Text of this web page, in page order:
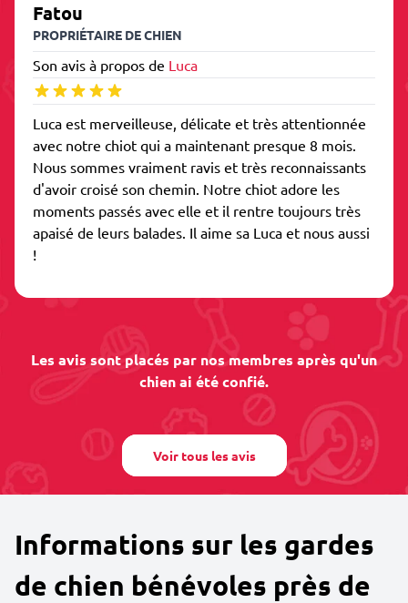
Fatou
PROPRIÉTAIRE DE CHIEN
Son avis à propos de Luca
Luca est merveilleuse, délicate et très attentionnée
avec notre chiot qui a maintenant presque 8 mois.
Nous sommes vraiment ravis et très reconnaissants
d'avoir croisé son chemin. Notre chiot adore les
moments passés avec elle et il rentre toujours très
apaisé de leurs balades. Il aime sa Luca et nous aussi
!
Les avis sont placés par nos membres après qu'un
chien ai été confié.
Voir tous les avis
Informations sur les gardes
de chien bénévoles près de